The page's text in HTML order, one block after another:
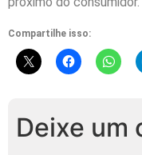
Compartilhe isso:
Deixe um